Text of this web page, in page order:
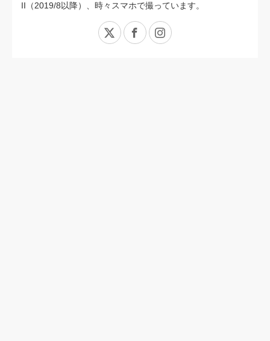
II（2019/8以降）、時々スマホで撮っています。
X FacebookInstagram